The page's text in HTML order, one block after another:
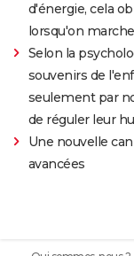
d'énergie, cela
lorsqu'on
Selon la
souvenirs de
seulement par
de réguler leur
Une nouvelle
avancées